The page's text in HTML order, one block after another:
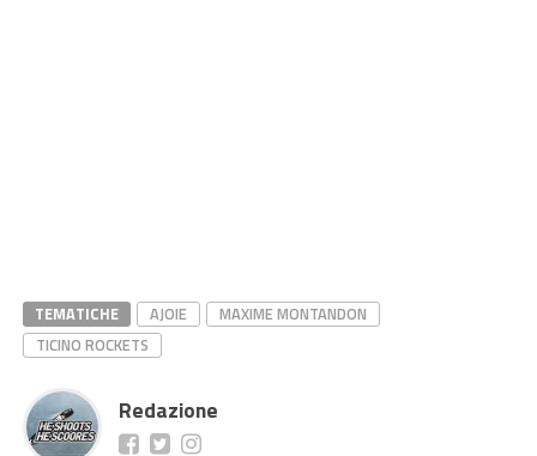
TEMATICHE AJOIE
MAXIME MONTANDON
TICINO ROCKETS
Redazione